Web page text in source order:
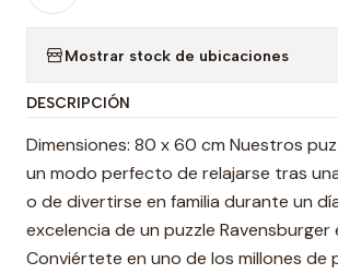
Mostrar stock de ubicaciones
DESCRIPCIÓN
Dimensiones: 80 x 60 cm Nuestros
un modo perfecto de relajarse tras
o de divertirse en familia durante un
excelencia de un puzzle
Conviértete en uno de los millones de